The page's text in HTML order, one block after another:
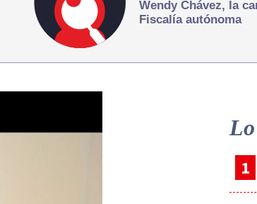
Wendy Chávez, la
Fiscalía autónoma